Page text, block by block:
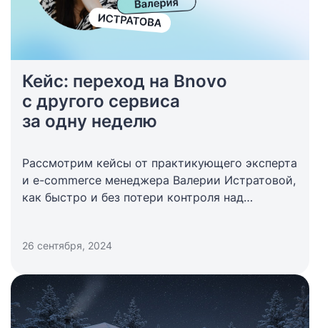
Кейс: переход на Bnovo
с другого сервиса
за одну неделю
Рассмотрим кейсы от практикующего эксперта
и e-commerce менеджера Валерии Истратовой,
как быстро и без потери контроля над
26 сентября, 2024